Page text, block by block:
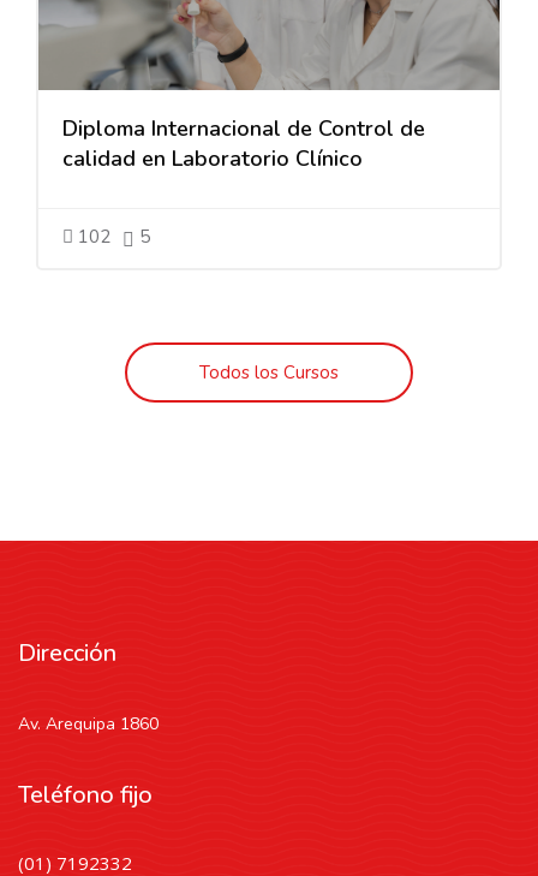
Diploma Internacional de Control de
calidad en Laboratorio Clínico
102 5
Todos los Cursos
Dirección
Av. Arequipa 1860
Teléfono fijo
(01) 7192332